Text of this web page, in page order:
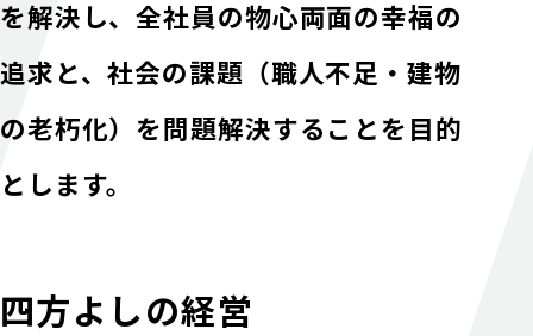
を解決し、全社員の物心両面の幸福の
追求と、社会の課題（職人不足・建物
の老朽化）を問題解決することを目的
とします。
四方よしの経営